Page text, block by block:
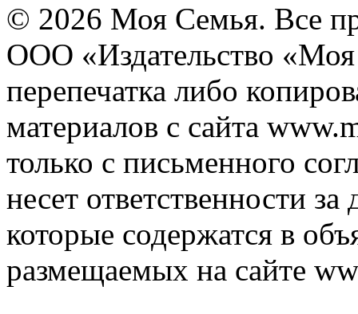
© 2026 Моя Семья. Все
ООО «Издательство
перепечатка либо
материалов с сайта
только с письменного
несет ответственности
которые содержатся в
размещаемых на сайте